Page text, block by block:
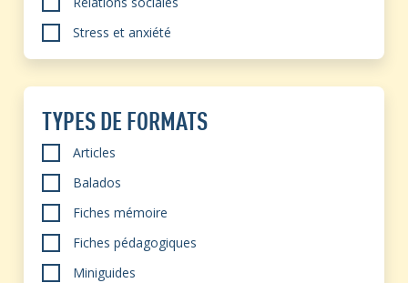
Stress et anxiété
TYPES DE FORMATS
Articles
Balados
Fiches mémoire
Fiches pédagogiques
Miniguides